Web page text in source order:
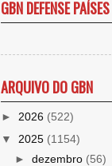
GBN DEFENSE PAÍSES
ARQUIVO DO GBN
► 2026 (522)
▼ 2025 (1154)
► dezembro (56)